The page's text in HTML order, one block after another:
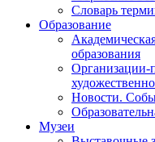
Словарь
Образование
образования
Организации-
Новости.
Музеи